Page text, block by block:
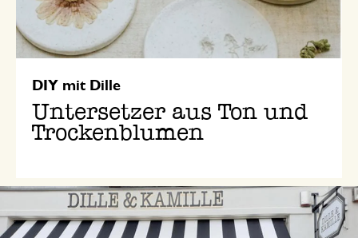
DIY mit Dille
Untersetzer aus Ton und
Trockenblumen